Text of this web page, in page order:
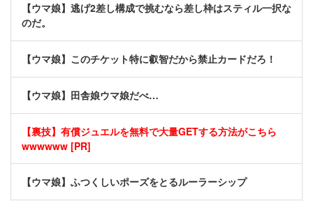
【ウマ娘】逃げ2差し構成で挑むなら差し枠はスティル一択な
のだ。
【ウマ娘】このチケット特に叡智だから禁止カードだろ！
【ウマ娘】田舎娘ウマ娘だべ…
【裏技】有償ジュエルを無料で大量GETする方法がこちら
wwwwww [PR]
【ウマ娘】ふつくしいポーズをとるルーラーシップ